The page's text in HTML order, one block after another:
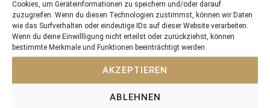
Cookies, um Geräteinformationen zu speichern und/oder darauf
zuzugreifen. Wenn du diesen Technologien zustimmst, können wir Daten
wie das Surfverhalten oder eindeutige IDs auf dieser Website verarbeiten.
Wenn du deine Einwillligung nicht erteilst oder zurückziehst, können
bestimmte Merkmale und Funktionen beeinträchtigt werden.
AKZEPTIEREN
ABLEHNEN